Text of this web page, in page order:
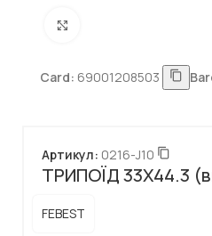
Card: 69001208503
ТРИПОЇД 33X44.3
Артикул: 0216-J10
FEBEST